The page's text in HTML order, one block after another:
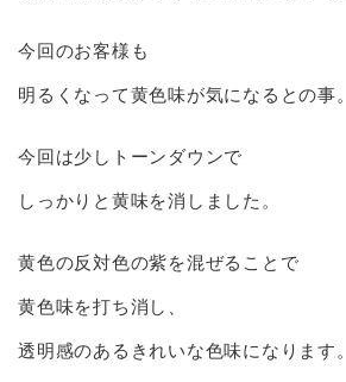
今回のお客様も
明るくなって黄色味が気になるとの事。
今回は少しトーンダウンで
しっかりと黄味を消しました。
黄色の反対色の紫を混ぜることで
黄色味を打ち消し、
透明感のあるきれいな色味になります。